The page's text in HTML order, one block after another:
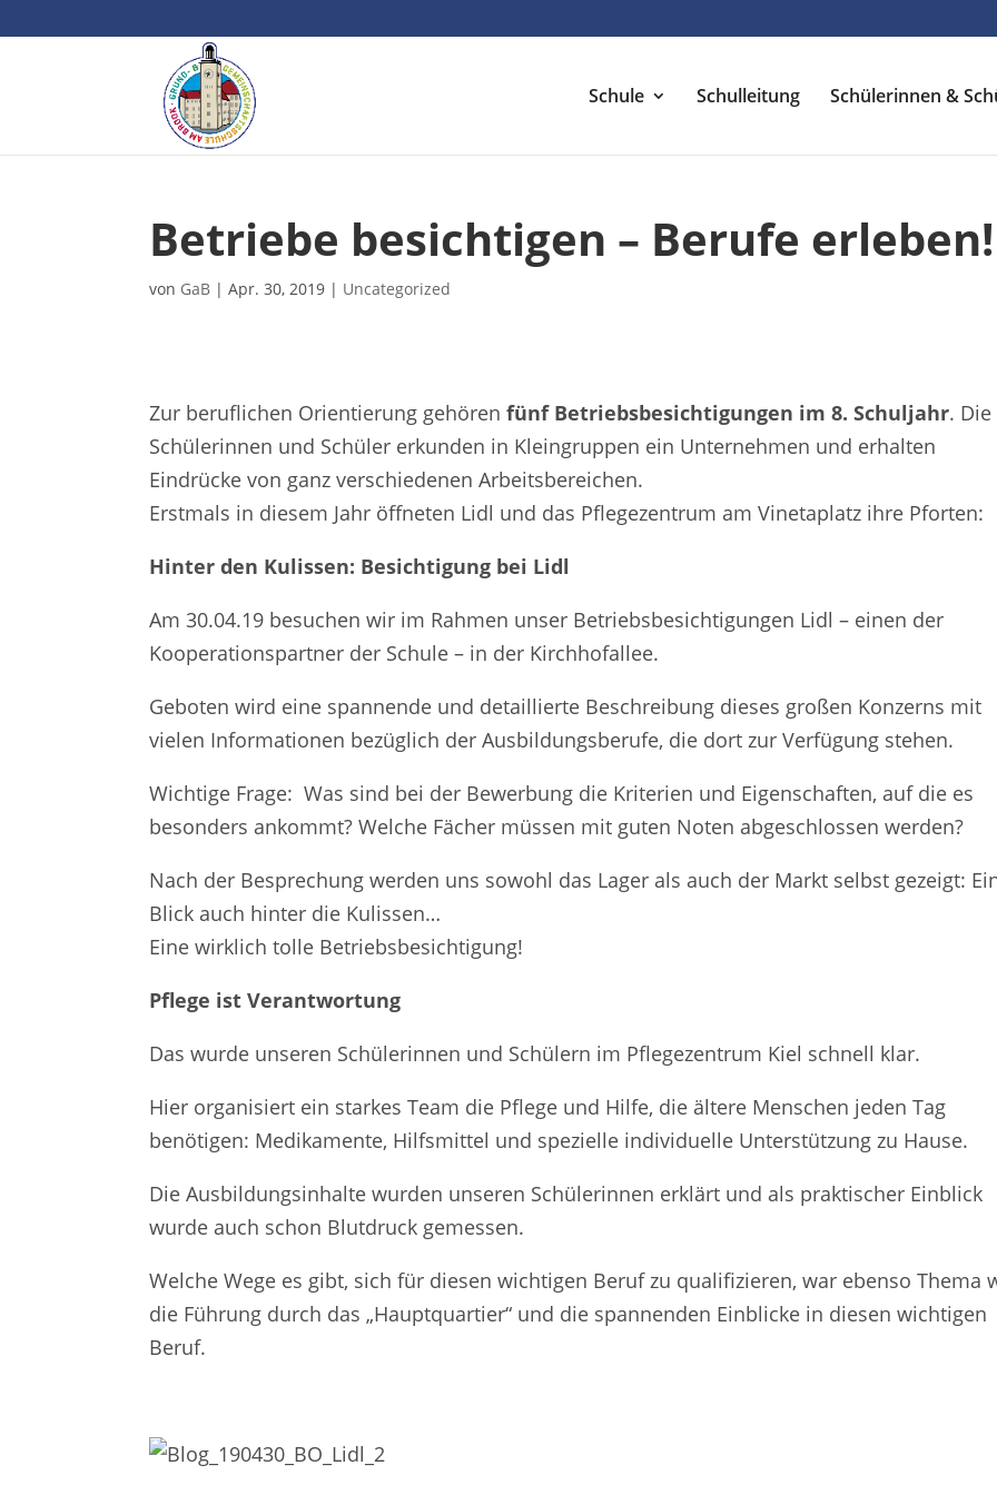
Schule Schulleitung Schülerinnen &
Betriebe besichtigen – Berufe erleben!
von GaB |Apr. 30, 2019 | Uncategorized
Zur beruflichen Orientierung gehörenfünf Betriebsbesichtigungen im 8. Schuljahr. Die
Schülerinnen und Schüler erkunden in Kleingruppen ein Unternehmen und erhalten
Eindrücke von ganz verschiedenen Arbeitsbereichen.
Erstmals in diesem Jahr öffneten Lidl und das Pflegezentrum am Vinetaplatz ihre Pforten:
Hinter den Kulissen: Besichtigung bei Lidl
Am 30.04.19 besuchen wir im Rahmen unser Betriebsbesichtigungen Lidl – einen der
Kooperationspartner der Schule – in der Kirchhofallee.
Geboten wird eine spannende und detaillierte Beschreibung dieses großen Konzerns mit
vielen Informationen bezüglich der Ausbildungsberufe, die dort zur Verfügung stehen.
Wichtige Frage: Was sind bei der Bewerbung die Kriterien und Eigenschaften, auf die es
besonders ankommt? Welche Fächer müssen mit guten Noten abgeschlossen werden?
Nach der Besprechung werden uns sowohl das Lager als auch der Markt selbst gezeigt:
Blick auch hinter die Kulissen…
Eine wirklich tolle Betriebsbesichtigung!
Pflege ist Verantwortung
Das wurde unseren Schülerinnen und Schülern im Pflegezentrum Kiel schnell klar.
Hier organisiert ein starkes Team die Pflege und Hilfe, die ältere Menschen jeden Tag
benötigen: Medikamente, Hilfsmittel und spezielle individuelle Unterstützung zu Hause.
Die Ausbildungsinhalte wurden unseren Schülerinnen erklärt und als praktischer Einblick
wurde auch schon Blutdruck gemessen.
Welche Wege es gibt, sich für diesen wichtigen Beruf zu qualifizieren, war ebenso Thema
die Führung durch das „Hauptquartier“ und die spannenden Einblicke in diesen wichtigen
Beruf.